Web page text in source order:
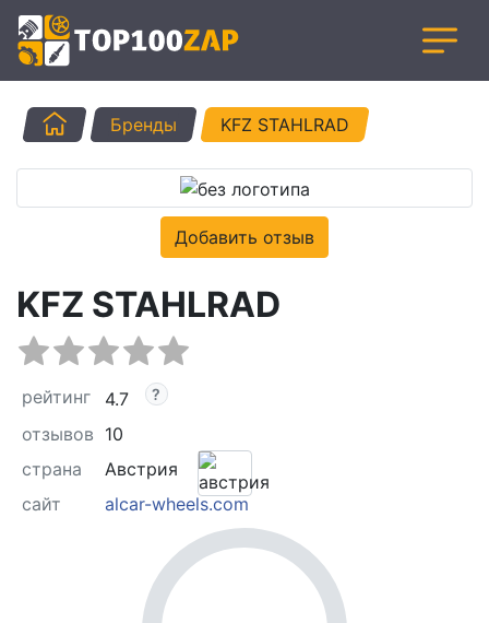
ГлавнаяБренды KFZ STAHLRAD
Добавить отзыв
KFZ STAHLRAD
рейтинг
4.7
отзывов 10
страна
Австрия
сайт
alcar-wheels.com